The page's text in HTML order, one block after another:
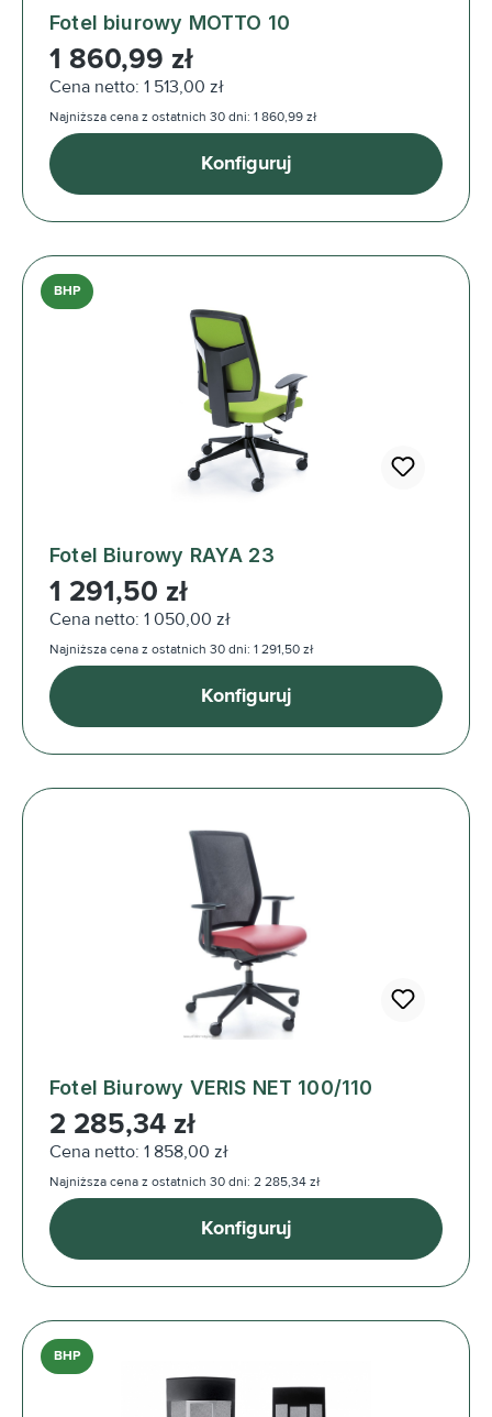
Fotel biurowy MOTTO 10
Cena regularna:
1 860,99 zł
Cena netto: 1 513,00 zł
Najniższa cena z ostatnich 30 dni: 1 860,99 zł
Konfiguruj
Fotel Biurowy RAYA 23
BHP
Cena regularna:
1 291,50 zł
Cena netto: 1 050,00 zł
Najniższa cena z ostatnich 30 dni: 1 291,50 zł
Konfiguruj
Fotel Biurowy VERIS NET 100/110
Cena regularna:
2 285,34 zł
Cena netto: 1 858,00 zł
Najniższa cena z ostatnich 30 dni: 2 285,34 zł
Konfiguruj
BHP